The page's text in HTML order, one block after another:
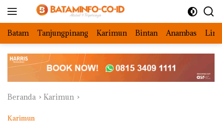
Batam Tanjungpinang Karimun Bintan Anambas
Beranda Karimun
Karimun